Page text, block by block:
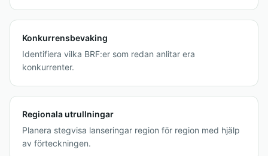
Konkurrensbevaking
Identifiera vilka BRF:er som redan anlitar era
konkurrenter.
Regionala utrullningar
Planera stegvisa lanseringar region för region med hjälp
av förteckningen.